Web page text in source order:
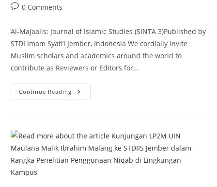
author:
published:
Post0 Comments
Al-Majaalis: Journal of Islamic Studies (SINTA 3)Published by
STDI Imam Syafi’i Jember, Indonesia We cordially invite
Muslim scholars and academics around the world to
contribute as Reviewers or Editors for…
Continue Reading CALL
FOR